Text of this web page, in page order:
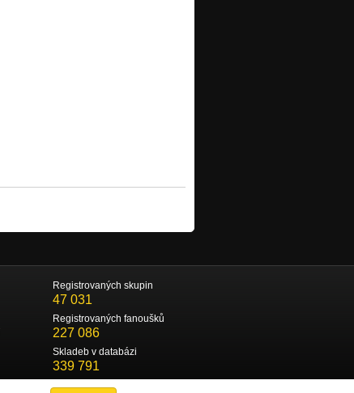
Registrovaných skupin
47 031
Registrovaných fanoušků
227 086
Skladeb v databázi
339 791